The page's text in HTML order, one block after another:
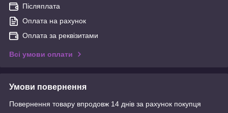
Післяплата
Оплата на рахунок
Оплата за реквізитами
Всі умови оплати
Умови повернення
Повернення товару впродовж 14 днів за рахунок покупця